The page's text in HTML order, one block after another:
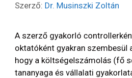
Szerző: Dr. Musinszki Zoltán
A szerző gyakorló
oktatóként gyakran szembesül
hogy a költségelszámolás (fő
tananyaga és vállalati